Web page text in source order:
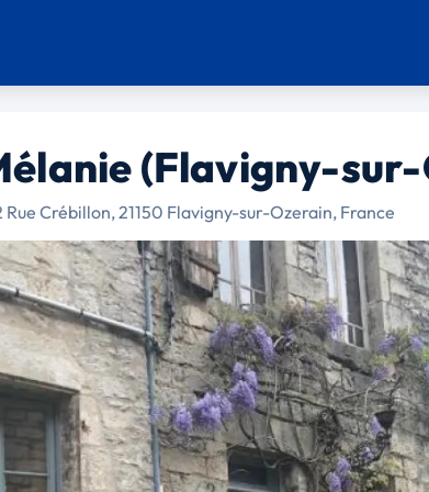
(Flavigny-
Rue Crébillon, 21150 Flavigny-sur-Ozerain, France